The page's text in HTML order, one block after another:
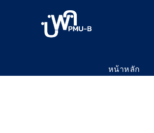
หน้าหลัก